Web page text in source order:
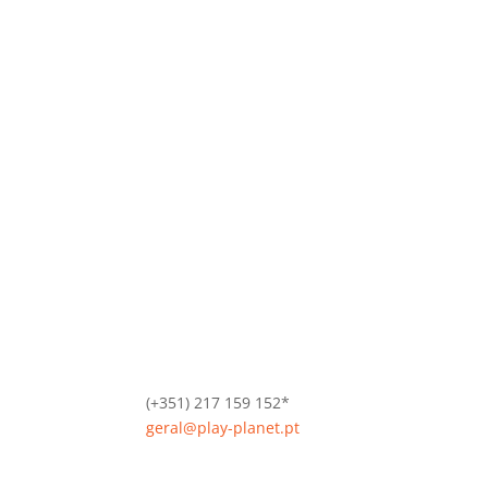
(+351) 217 159 152*
geral@play-planet.pt